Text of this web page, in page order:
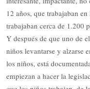
12 años, que trabajaban
trabajaban cerca de 1.200
Y después de que uno de
niños levantarse y alzarse
los niños, está
empiezan a hacer la